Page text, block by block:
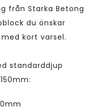
från Starka Betong
du önskar
kort varsel.
standarddjup